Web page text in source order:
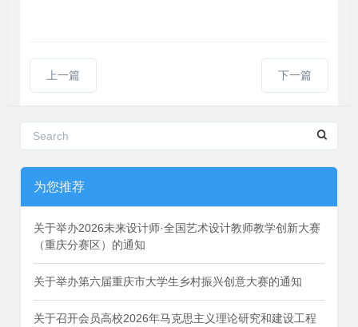
上一篇 下一篇
为您推荐
关于举办2026未来设计师·全国艺术设计教师教学创新大赛
（重庆分赛区）的通知
关于举办第六届重庆市大学生乡村振兴创意大赛的通知
关于召开会员高校2026年马克思主义理论研究和建设工程